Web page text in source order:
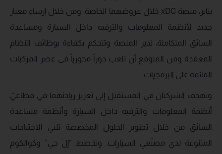
يناير، منصة xDC خلال عروضهما الخاصة. ومن خلال إرساء معيار
جديد لأنظمة المعلومات والترفيه داخل السيارة ومساعدة
السائق المتكاملة، تدير المنصة وتتحكم بكفاءة بوظائف النظام
المعقدة ومن المتوقع أن تلعب دوراً محورياً في عصر المركبات
القائمة على البرمجيات.
وتهدف الشركتان في المستقبل إلى تعزيز ريادتهما في قطاعيّ
أنظمة المعلومات والترفيه داخل السيارة وأنظمة مساعدة
السائق من خلال تطوير الحلول المخصصة تلبي الاحتياجات
المتنوعة لدى مصنّعي السيارات. وتخطط “إل جي” وكوالكوم